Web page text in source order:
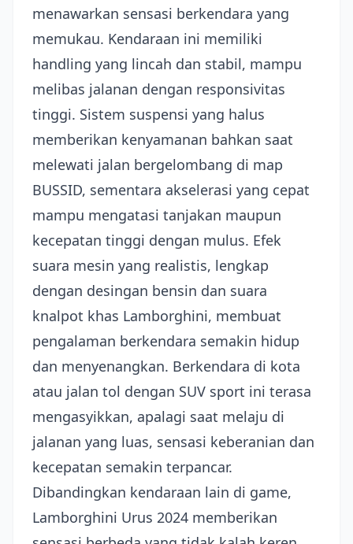
menawarkan sensasi berkendara yang
memukau. Kendaraan ini memiliki
handling yang lincah dan stabil, mampu
melibas jalanan dengan responsivitas
tinggi. Sistem suspensi yang halus
memberikan kenyamanan bahkan saat
melewati jalan bergelombang di map
BUSSID, sementara akselerasi yang cepat
mampu mengatasi tanjakan maupun
kecepatan tinggi dengan mulus. Efek
suara mesin yang realistis, lengkap
dengan desingan bensin dan suara
knalpot khas Lamborghini, membuat
pengalaman berkendara semakin hidup
dan menyenangkan. Berkendara di kota
atau jalan tol dengan SUV sport ini terasa
mengasyikkan, apalagi saat melaju di
jalanan yang luas, sensasi keberanian dan
kecepatan semakin terpancar.
Dibandingkan kendaraan lain di game,
Lamborghini Urus 2024 memberikan